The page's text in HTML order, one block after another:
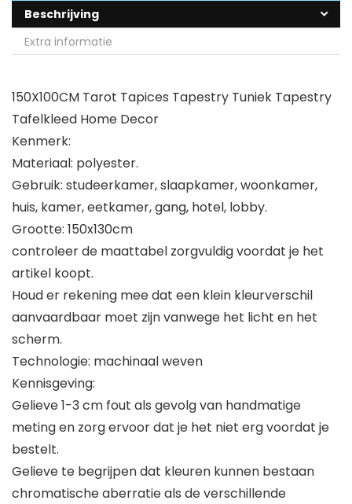
Beschrijving
Extra informatie
150X100CM Tarot Tapices Tapestry Tuniek Tapestry
Tafelkleed Home Decor
Kenmerk:
Materiaal: polyester.
Gebruik: studeerkamer, slaapkamer, woonkamer,
huis, kamer, eetkamer, gang, hotel, lobby.
Grootte: 150x130cm
controleer de maattabel zorgvuldig voordat je het
artikel koopt.
Houd er rekening mee dat een klein kleurverschil
aanvaardbaar moet zijn vanwege het licht en het
scherm.
Technologie: machinaal weven
Kennisgeving:
Gelieve 1-3 cm fout als gevolg van handmatige
meting en zorg ervoor dat je het niet erg voordat je
bestelt.
Gelieve te begrijpen dat kleuren kunnen bestaan
chromatische aberratie als de verschillende